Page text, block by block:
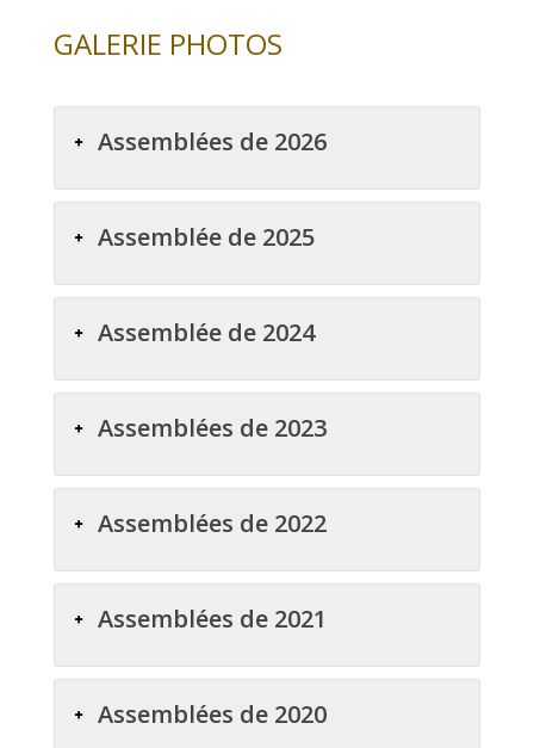
GALERIE PHOTOS
Assemblées de 2026
Assemblée de 2025
Assemblée de 2024
Assemblées de 2023
Assemblées de 2022
Assemblées de 2021
Assemblées de 2020